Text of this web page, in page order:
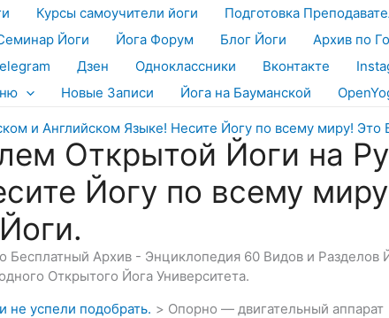
Курсы самоучители йоги
Подготовка
Йоги Йога Форум Блог Йоги Архив по
Дзен Одноклассники Вконтакте
Новые Записи Йога на Бауманской
Открытой Йоги на
Йогу по всему
Бесплатный Архив - Энциклопедия 60 Видов и
Открытого Йога Университета.
не успели подобрать. Опорно — двигательный аппарат